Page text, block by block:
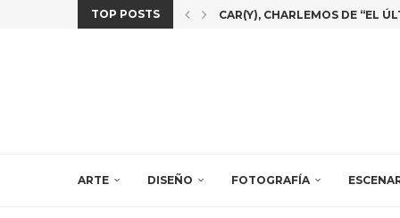
TOP POSTS «MORE THAN HUMAN» LA
ARTE DISEÑO FOTOGRAFÍA